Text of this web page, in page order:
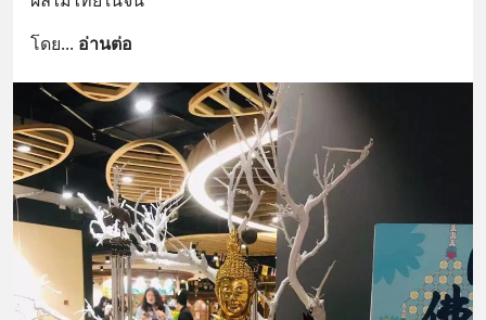
โดย... อ่านต่อ